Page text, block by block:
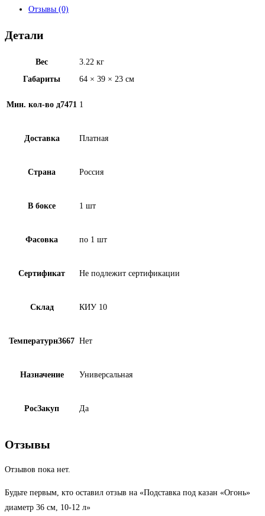
Отзывы (0)
Детали
Вес
3.22 кг
Габариты
64 × 39 × 23 см
Мин. кол-во д7471 1
Доставка Платная
Страна Россия
В боксе 1 шт
Фасовка по 1 шт
Сертификат Не подлежит сертификации
Склад КИУ 10
Температурн3667 Нет
Назначение Универсальная
РосЗакуп Да
Отзывы
Отзывов пока нет.
Будьте первым, кто оставил отзыв на «Подставка под казан «Огонь»
диаметр 36 см, 10-12 л»